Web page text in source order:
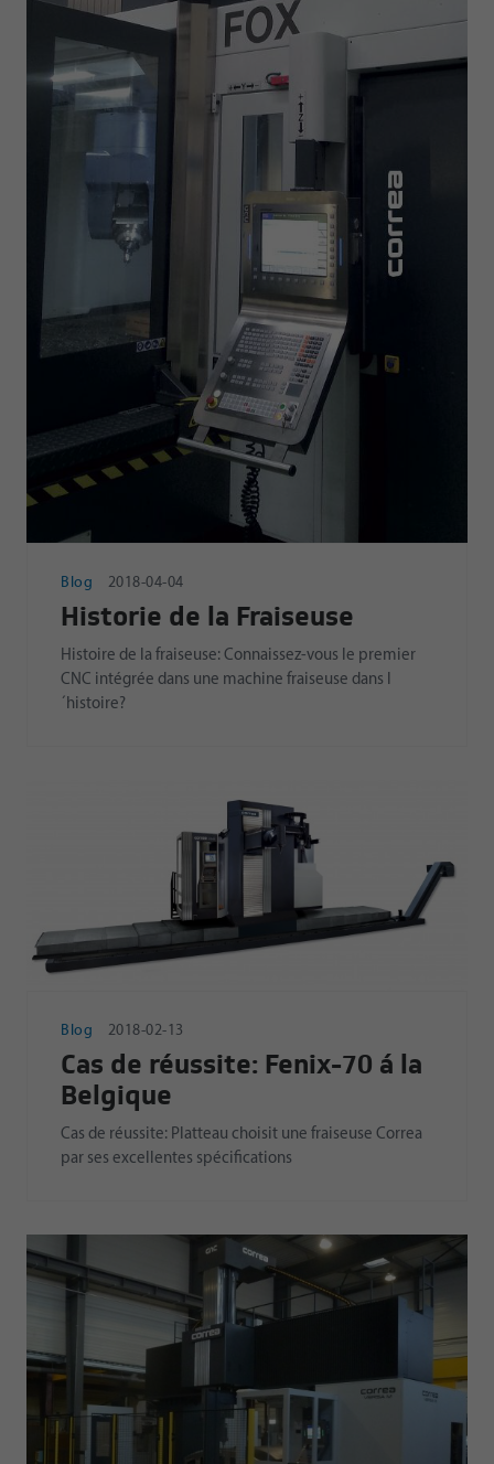
Blog 2018-04-04
Historie de la Fraiseuse
Histoire de la fraiseuse: Connaissez-vous le premier
CNC intégrée dans une machine fraiseuse dans l
´histoire?
Blog 2018-02-13
Cas de réussite: Fenix-70 á la
Belgique
Cas de réussite: Platteau choisit une fraiseuse Correa
par ses excellentes spécifications